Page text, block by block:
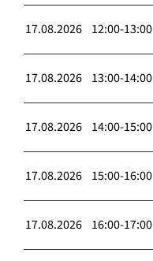
17.08.2026 12:00-13:00
17.08.2026 13:00-14:00
17.08.2026 14:00-15:00
17.08.2026 15:00-16:00
17.08.2026 16:00-17:00